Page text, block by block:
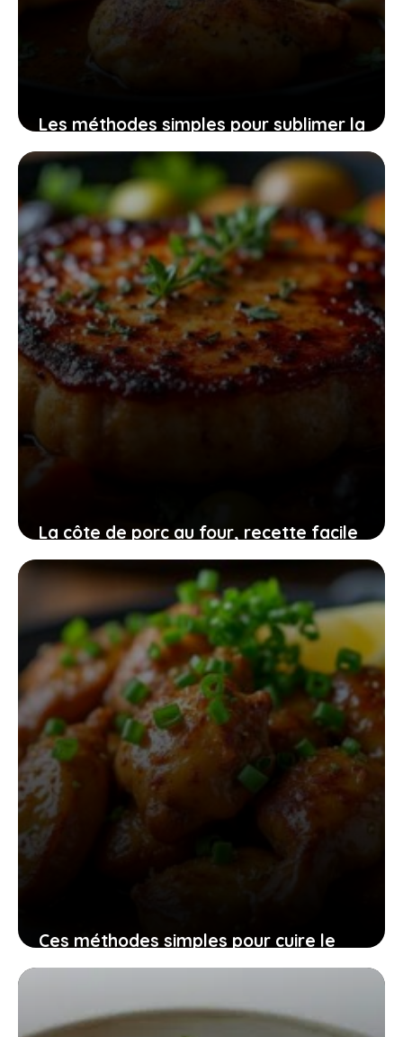
Les méthodes simples pour sublimer la
cuisson des cuisses de poulet et ravir
vos papilles
30 juin 2026
La côte de porc au four, recette facile
et cuisson parfaite pour régaler toute
la famille sans stress
20 mai 2026
Ces méthodes simples pour cuire le
gésier de volaille à la poêle et obtenir
18 mai 2026